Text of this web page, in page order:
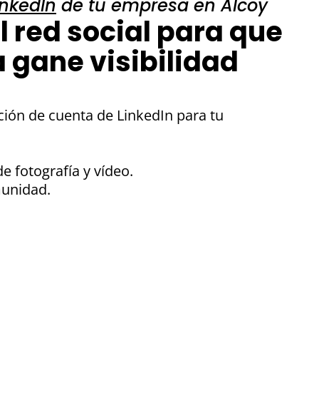
de tu empresa en Alcoy
red social para que
gane visibilidad
de cuenta de LinkedIn para tu
fotografía y vídeo.